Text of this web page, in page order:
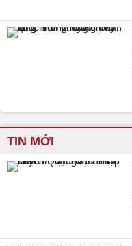
TIN MỚI